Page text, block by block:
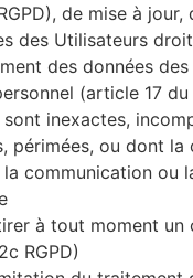
de mise à
des Utilisateurs
des données
(article 17 du
sont inexactes,
périmées, ou dont la
la communication ou
à tout moment un
RGPD)